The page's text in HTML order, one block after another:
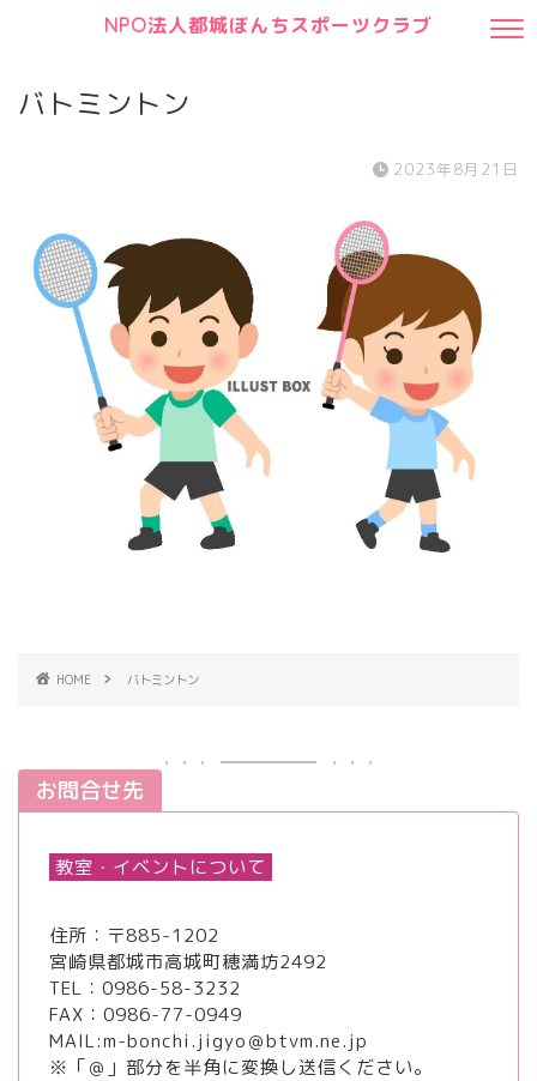
NPO法人都城ぼんちスポーツクラブ
バトミントン
2023年8月21日
HOME バトミントン
お問合せ先
教室・イベントについて
住所：〒885-1202
宮崎県都城市高城町穂満坊2492
TEL： 0986-58-3232
FAX：0986-77-0949
MAIL:m-bonchi.jigyo＠btvm.ne.jp
※「＠」部分を半角に変換し送信ください。